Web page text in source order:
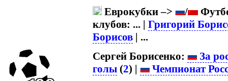
Еврокубки –> /
клубов: ... | Григорий
Борисов | ...
Сергей Борисенко:
За
голы (2) | Чемпионат